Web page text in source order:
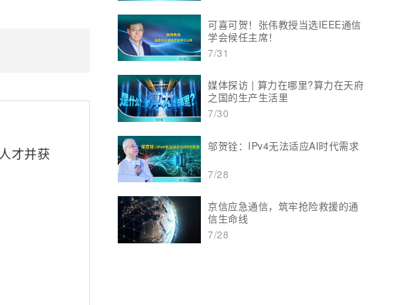
才并获
可喜可贺！张伟教授当选IEEE通信
学会候任主席！
7/31
媒体探访 | 算力在哪里?算力在天府
之国的生产生活里
7/30
邬贺铨：IPv4无法适应AI时代需求
7/28
京信应急通信，筑牢抢险救援的通
信生命线
7/28